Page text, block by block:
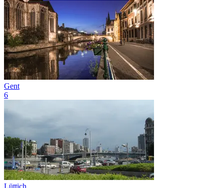
Gent
6